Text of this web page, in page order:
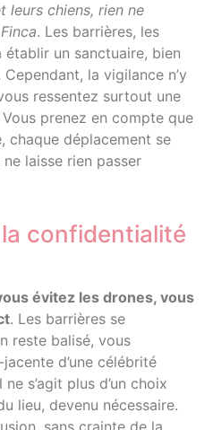
leurs chiens, rien ne
. Les barrières, les
un sanctuaire, bien
la vigilance n’y
ressentez surtout une
prenez en compte que
chaque déplacement se
laisse rien passer
confidentialité
évitez les drones, vous
. Les barrières se
reste balisé, vous
d’une célébrité
s’agit plus d’un choix
lieu, devenu nécessaire.